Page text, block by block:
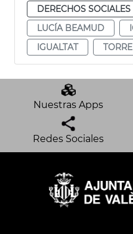
DERECHOS SOCIALES
LUCÍA BEAMUD
IGUALTAT
Nuestras Apps
Redes Sociales